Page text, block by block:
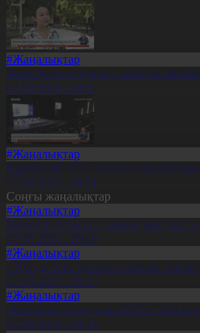
#Жаңалықтар
Жаңа Конституция – жарқын
07.08.2026, 20:11
#Жаңалықтар
Құрылтай: Үгіт-насихат
07.08.2026, 20:01
Соңғы жаңалықтар
#Жаңалықтар
Мерейлі отбасы – тәрбие мен
07.08.2026, 20:19
#Жаңалықтар
СҚО-да егін орағына әзірлік
07.08.2026, 20:17
#Жаңалықтар
«Болашақ ойындары-2026»: 180
07.08.2026, 20:15